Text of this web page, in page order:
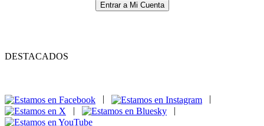
Entrar a Mi Cuenta
DESTACADOS
|
|